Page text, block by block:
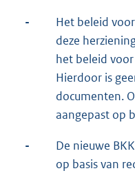
-
Het beleid
deze
het beleid
Hierdoor is
documenten.
aangepast op
-
De nieuwe
op basis van